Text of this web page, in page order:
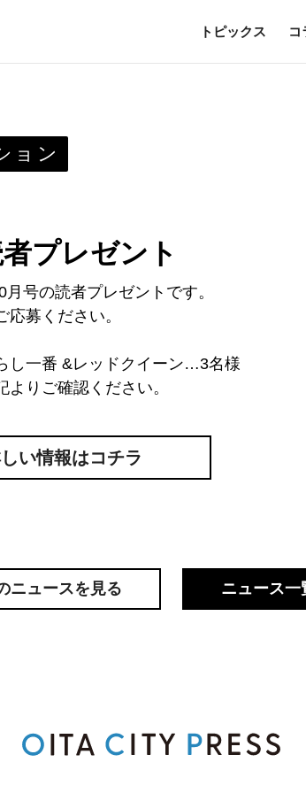
トピックス コ
ョン
プレゼント
号の読者プレゼントです。
募ください。
し一番 &レッドクイーン…3名様
りご確認ください。
い情報はコチラ
ニュースを見る ニュース一